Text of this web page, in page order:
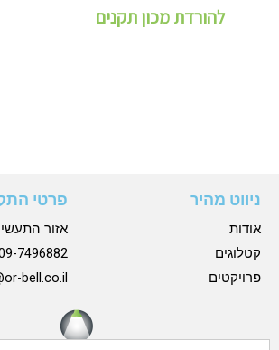
להורדת מכון תקנים
ניווט מהיר
אודות
קטלוגים
פרויקטים
פרטי
אזור
7496882
bell.co.il